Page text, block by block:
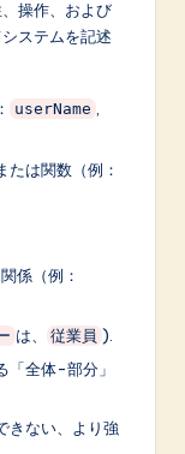
操作、および
ステムを記述
userName
たは関数（例：
係（例：
は、 従業員 ).
「全体-部分」
きない、より強